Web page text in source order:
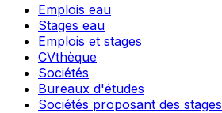
Emplois eau
Stages eau
Emplois et stages
CVthèque
Sociétés
Bureaux d'études
Sociétés proposant des stages